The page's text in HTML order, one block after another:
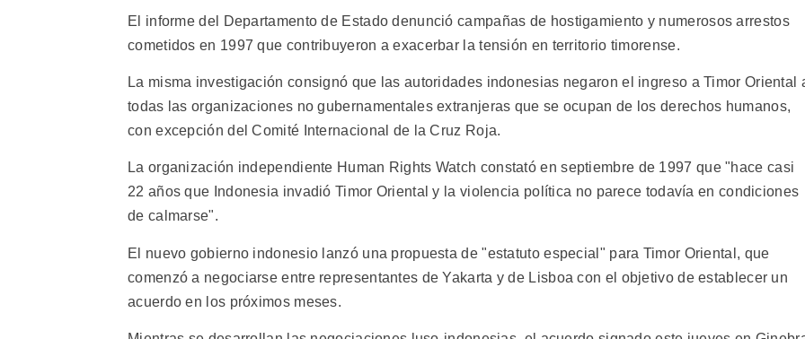
El informe del Departamento de Estado denunció campañas de hostigamiento y numerosos arrestos
cometidos en 1997 que contribuyeron a exacerbar la tensión en territorio timorense.
La misma investigación consignó que las autoridades indonesias negaron el ingreso a Timor Oriental
todas las organizaciones no gubernamentales extranjeras que se ocupan de los derechos humanos,
con excepción del Comité Internacional de la Cruz Roja.
La organización independiente Human Rights Watch constató en septiembre de 1997 que "hace casi
22 años que Indonesia invadió Timor Oriental y la violencia política no parece todavía en condiciones
de calmarse".
El nuevo gobierno indonesio lanzó una propuesta de "estatuto especial" para Timor Oriental, que
comenzó a negociarse entre representantes de Yakarta y de Lisboa con el objetivo de establecer un
acuerdo en los próximos meses.